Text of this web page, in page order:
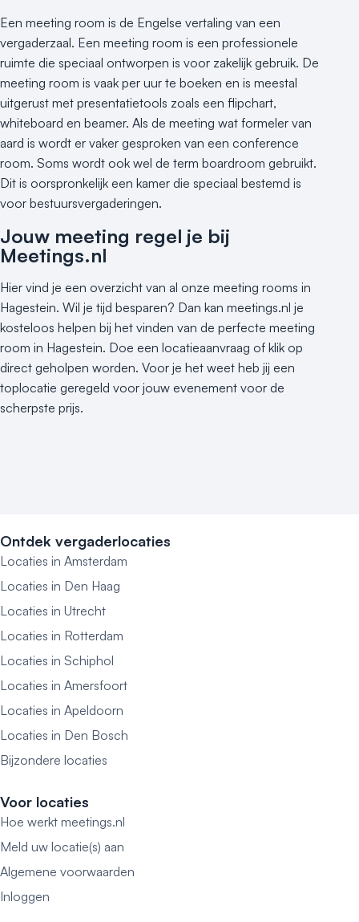
Duurzame locatie
Groene locatie
Heisessie
Hotel
Hybride events
Industriële locatie
Kasteel en landgoed
Kleine / intieme locatie
Locaties aan zee
Theater
Varende locatie
Een meeting room is de Engelse vertaling van een
vergaderzaal. Een meeting room is een professionele
ruimte die speciaal ontworpen is voor zakelijk gebruik. De
meeting room is vaak per uur te boeken en is meestal
uitgerust met presentatietools zoals een flipchart,
whiteboard en beamer. Als de meeting wat formeler van
aard is wordt er vaker gesproken van een conference
room. Soms wordt ook wel de term boardroom gebruikt.
Dit is oorspronkelijk een kamer die speciaal bestemd is
voor bestuursvergaderingen.
Jouw meeting regel je bij
Meetings.nl
Hier vind je een overzicht van al onze meeting rooms in
Hagestein. Wil je tijd besparen? Dan kan meetings.nl je
kosteloos helpen bij het vinden van de perfecte meeting
room in Hagestein. Doe een locatieaanvraag of klik op
direct geholpen worden. Voor je het weet heb jij een
toplocatie geregeld voor jouw evenement voor de
scherpste prijs.
Ontdek vergaderlocaties
Locaties in Amsterdam
Locaties in Den Haag
Locaties in Utrecht
Locaties in Rotterdam
Locaties in Schiphol
Locaties in Amersfoort
Locaties in Apeldoorn
Locaties in Den Bosch
Bijzondere locaties
Voor locaties
Hoe werkt meetings.nl
Meld uw locatie(s) aan
Algemene voorwaarden
Inloggen